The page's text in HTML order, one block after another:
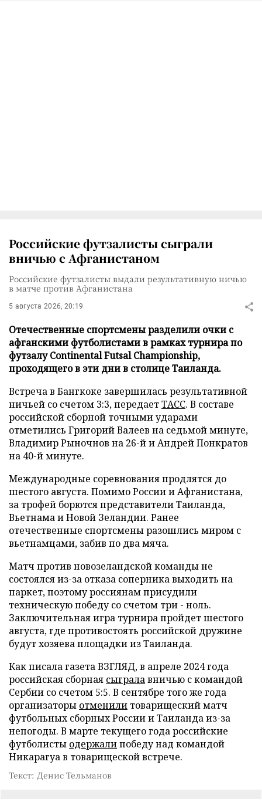
Российские футзалисты сыграли
вничью с Афганистаном
Российские футзалисты выдали результативную ничью
в матче против Афганистана
5 августа 2026, 20:19
Отечественные спортсмены разделили очки с
афганскими футболистами в рамках турнира по
футзалу Continental Futsal Championship,
проходящего в эти дни в столице Таиланда.
Встреча в Бангкоке завершилась результативной
ничьей со счетом 3:3, передаетТАСС. В составе
российской сборной точными ударами
отметились Григорий Валеев на седьмой минуте,
Владимир Рыночнов на 26-й и Андрей Понкратов
на 40-й минуте.
Международные соревнования продлятся до
шестого августа. Помимо России и Афганистана,
за трофей борются представители Таиланда,
Вьетнама и Новой Зеландии. Ранее
отечественные спортсмены разошлись миром с
вьетнамцами, забив по два мяча.
Матч против новозеландской команды не
состоялся из-за отказа соперника выходить на
паркет, поэтому россиянам присудили
техническую победу со счетом три - ноль.
Заключительная игра турнира пройдет шестого
августа, где противостоять российской дружине
будут хозяева площадки из Таиланда.
Как писала газета ВЗГЛЯД, в апреле 2024 года
российская сборная сыгралавничью с командой
Сербии со счетом 5:5. В сентябре того же года
организаторы отменили товарищеский матч
футбольных сборных России и Таиланда из-за
непогоды. В марте текущего года российские
футболисты одержалипобеду над командой
Никарагуа в товарищеской встрече.
Текст: Денис Тельманов